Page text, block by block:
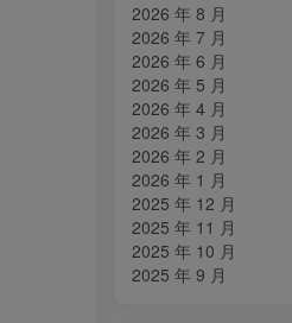
2026 年 8 月
2026 年 7 月
2026 年 6 月
2026 年 5 月
2026 年 4 月
2026 年 3 月
2026 年 2 月
2026 年 1 月
2025 年 12 月
2025 年 11 月
2025 年 10 月
2025 年 9 月